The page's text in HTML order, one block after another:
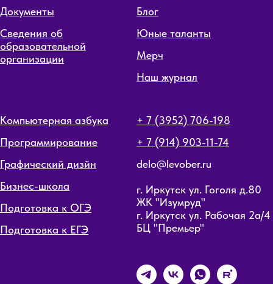
Документы
Сведения об
образовательной
организации
Блог
Юные таланты
Мерч
Наш журнал
Компьютерная азбука
Программирование
Графический дизйн
Бизнес-школа
Подготовка к ОГЭ
Подготовка к ЕГЭ
+ 7 (3952) 706-198
+ 7 (914) 903-11-74
delo@levober.ru
г. Иркутск ул. Гоголя д.80
ЖК "Изумруд"
г. Иркутск ул. Рабочая 2а/4
БЦ "Премьер"